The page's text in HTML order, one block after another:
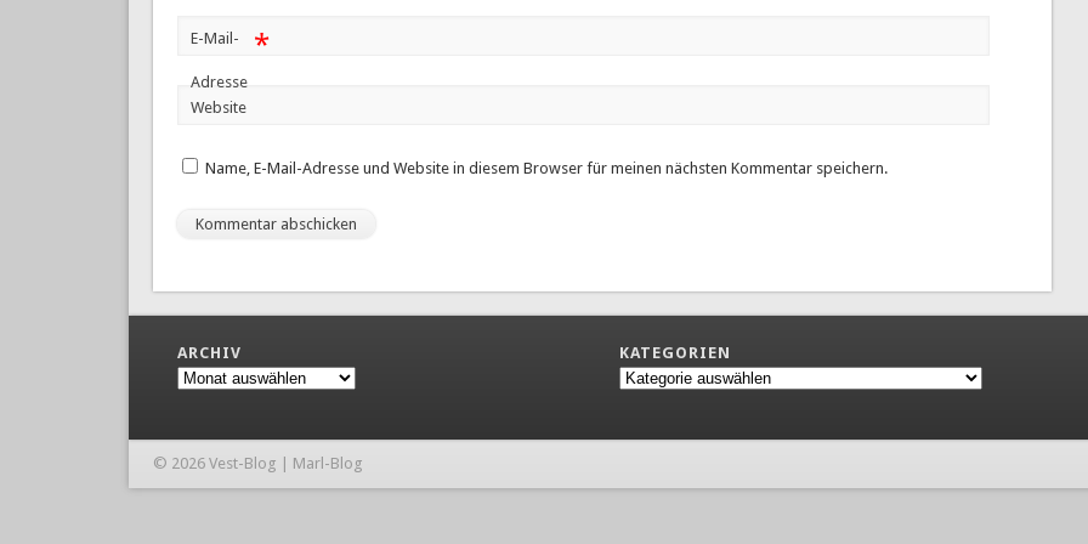
E-Mail-
Adresse
*
Website
Name, E-Mail-Adresse und Website in diesem Browser für meinen nächsten Kommentar speichern.
ARCHIV
Archiv
KATEGORIEN
Kategorien
© 2026 Vest-Blog | Marl-Blog